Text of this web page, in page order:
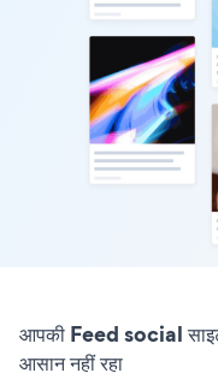
आपकी Feed social
आसान नहीं रहा